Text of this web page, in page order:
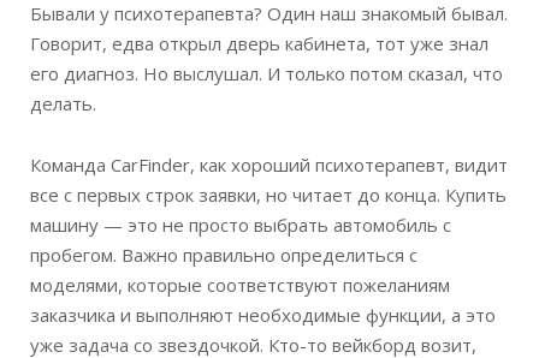
Бывали у психотерапевта? Один наш знакомый бывал.
Говорит, едва открыл дверь кабинета, тот уже знал
его диагноз. Но выслушал. И только потом сказал, что
делать.
Команда CarFinder, как хороший психотерапевт, видит
все с первых строк заявки, но читает до конца. Купить
машину — это не просто выбрать автомобиль с
пробегом. Важно правильно определиться с
моделями, которые соответствуют пожеланиям
заказчика и выполняют необходимые функции, а это
уже задача со звездочкой. Кто-то вейкборд возит,